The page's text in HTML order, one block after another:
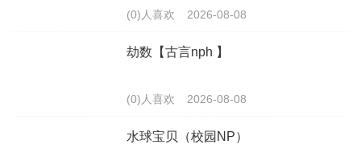
(0)人喜欢 2026-08-08
劫数【古言nph 】
(0)人喜欢 2026-08-08
水球宝贝（校园NP）